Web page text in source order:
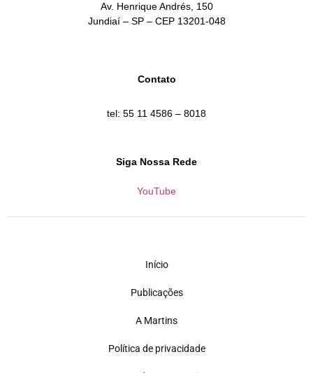
Av. Henrique Andrés, 150
Jundiaí – SP – CEP 13201-048
Contato
tel: 55 11 4586 – 8018
Siga Nossa Rede
YouTube
Início
Publicações
A Martins
Política de privacidade